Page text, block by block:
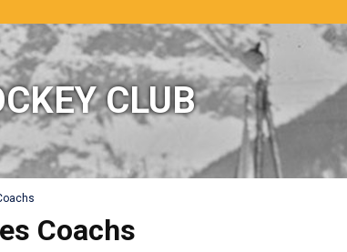
CLUB
Coachs